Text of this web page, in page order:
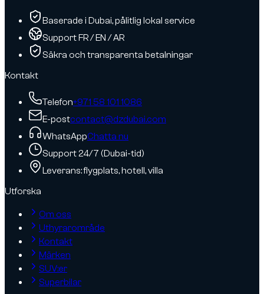
Baserade i Dubai, pålitlig lokal service
Support FR / EN / AR
Säkra och transparenta betalningar
Kontakt
Telefon+971 58 101 1086
E-postcontact@dzdubai.com
WhatsAppChatta nu
Support 24/7 (Dubai-tid)
Leverans: flygplats, hotell, villa
Utforska
Om oss
Uthyrarområde
Kontakt
Märken
SUV:er
Superbilar